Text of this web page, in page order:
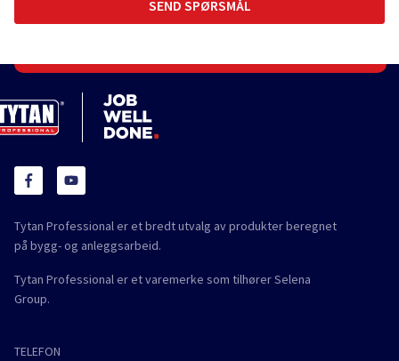
Tytan Professional er et bredt utvalg av produkter beregnet
på bygg- og anleggsarbeid.
Tytan Professional er et varemerke som tilhører Selena
Group.
TELEFON